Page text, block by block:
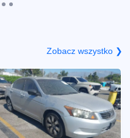
Zobacz wszystko ❯